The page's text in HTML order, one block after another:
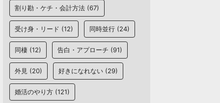
割り勘・ケチ・会計方法 (67)
受け身・リード (12) 同時並行 (24)
同棲 (12) 告白・アプローチ (91)
外見 (20) 好きになれない (29)
婚活のやり方 (121)